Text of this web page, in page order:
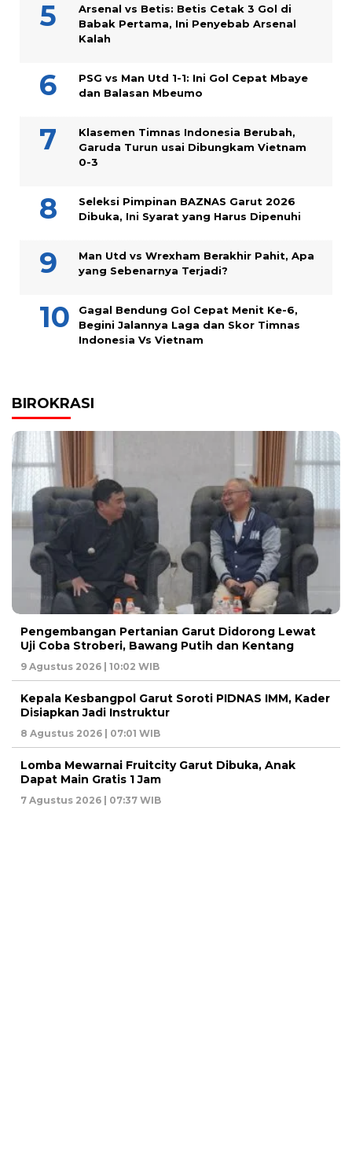
Arsenal vs Betis: Betis Cetak 3 Gol di
Babak Pertama, Ini Penyebab Arsenal
Kalah
PSG vs Man Utd 1-1: Ini Gol Cepat Mbaye
dan Balasan Mbeumo
Klasemen Timnas Indonesia Berubah,
Garuda Turun usai Dibungkam Vietnam
0-3
Seleksi Pimpinan BAZNAS Garut 2026
Dibuka, Ini Syarat yang Harus Dipenuhi
Man Utd vs Wrexham Berakhir Pahit, Apa
yang Sebenarnya Terjadi?
Gagal Bendung Gol Cepat Menit Ke-6,
Begini Jalannya Laga dan Skor Timnas
Indonesia Vs Vietnam
BIROKRASI
Pengembangan Pertanian Garut Didorong Lewat
Uji Coba Stroberi, Bawang Putih dan Kentang
9 Agustus 2026 | 10:02 WIB
Kepala Kesbangpol Garut Soroti PIDNAS IMM, Kader
Disiapkan Jadi Instruktur
8 Agustus 2026 | 07:01 WIB
Lomba Mewarnai Fruitcity Garut Dibuka, Anak
Dapat Main Gratis 1 Jam
7 Agustus 2026 | 07:37 WIB